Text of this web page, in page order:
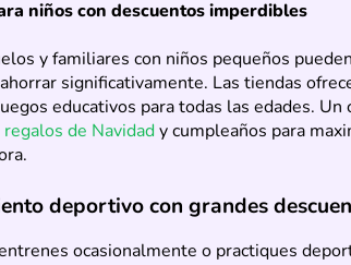
niños con descuentos imperdibles
y familiares con niños pequeños
significativamente. Las tiendas
educativos para todas las edades.
de Navidad y cumpleaños para
deportivo con grandes
ocasionalmente o practiques